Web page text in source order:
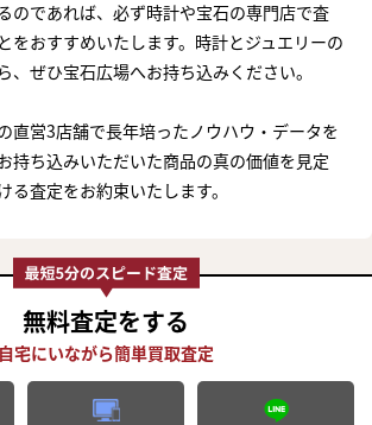
のであれば、必ず時計や宝石の専門店で査
をおすすめいたします。時計とジュエリーの
、ぜひ宝石広場へお持ち込みください。
直営3店舗で長年培ったノウハウ・データを
持ち込みいただいた商品の真の価値を見定
る査定をお約束いたします。
無料査定をする